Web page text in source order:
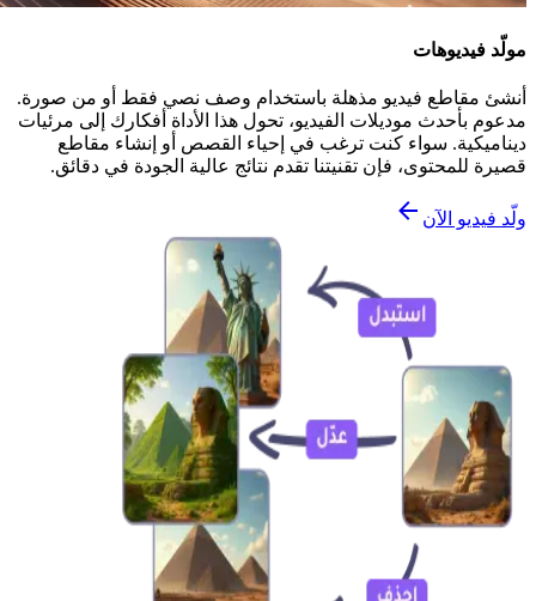
مولّد فيديوهات
أنشئ مقاطع فيديو مذهلة باستخدام وصف نصي فقط أو من صورة.
مدعوم بأحدث موديلات الفيديو، تحول هذا الأداة أفكارك إلى مرئيات
ديناميكية. سواء كنت ترغب في إحياء القصص أو إنشاء مقاطع
قصيرة للمحتوى، فإن تقنيتنا تقدم نتائج عالية الجودة في دقائق.
ولّد فيديو الآن